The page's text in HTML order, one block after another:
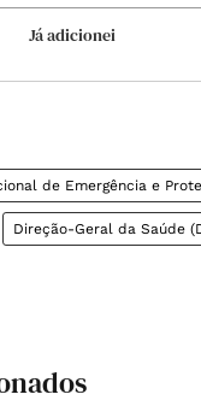
Já adicionei
de Emergência e
Direção-Geral da Saúde